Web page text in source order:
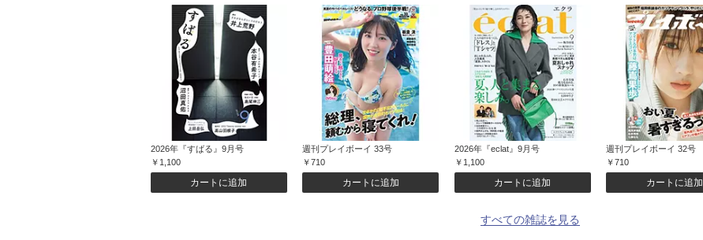
2026年『すばる』9月号
￥1,100
カートに追加
週刊プレイボーイ 33号
￥710
カートに追加
2026年『eclat』9月号
￥1,100
カートに追加
週刊プレイボーイ 32号
￥710
カートに追加
すべての雑誌を見る